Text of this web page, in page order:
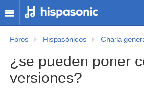
Foros Hispasónicos Charla
¿se pueden poner
versiones?